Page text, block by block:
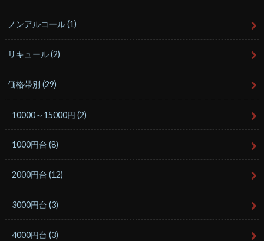
ノンアルコール(1)
リキュール(2)
価格帯別(29)
10000～15000円(2)
1000円台(8)
2000円台(12)
3000円台(3)
4000円台(3)